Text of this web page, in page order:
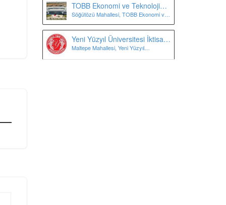
TOBB Ekonomi ve Teknoloji
Üniversitesi
Söğütözü Mahallesi, TOBB Ekonomi ve
Caddesi, Ankara, Türkiye
Yeni Yüzyıl Üniversitesi İktisadi
ve İdari Bilimler Fakültesi
Maltepe Mahallesi, Yeni Yüzyıl